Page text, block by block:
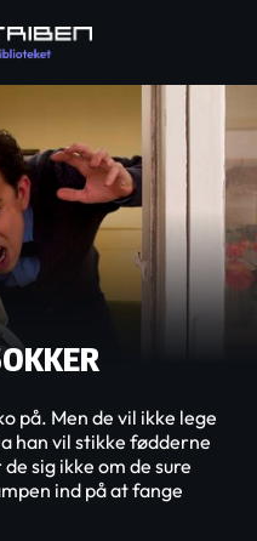
på. Men de vil ikke lege
han vil stikke fødderne
sig ikke om de sure
ind på at fange